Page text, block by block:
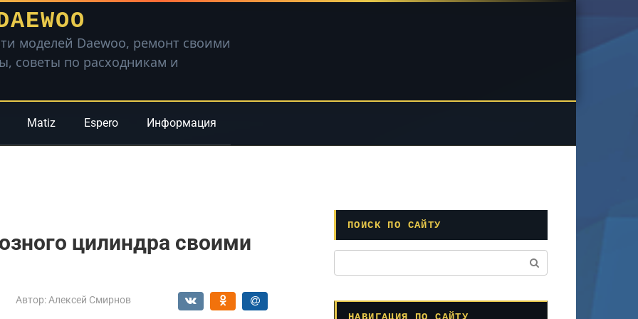
моделей Daewoo, ремонт своими
советы по расходникам и
Matiz Espero Информация
цилиндра своими
Автор: Алексей Смирнов
ПОИСК ПО САЙТУ